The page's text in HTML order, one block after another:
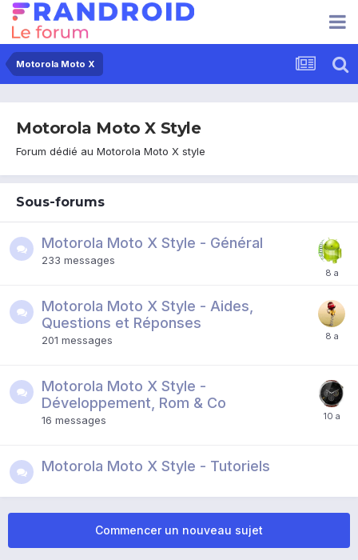
Motorola Moto X
Motorola Moto X Style
Forum dédié au Motorola Moto X style
Sous-forums
Motorola Moto X Style - Général
233 messages
Motorola Moto X Style - Aides,
Questions et Réponses
201 messages
Motorola Moto X Style -
Développement, Rom & Co
16 messages
Motorola Moto X Style - Tutoriels
Commencer un nouveau sujet